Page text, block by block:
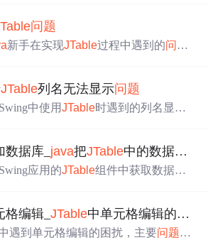
问题
新手在实现JTable过程中遇到的问题
JTable列名无法显示问题
Swing中使用JTable时遇到的列名显示
数据库_ java把JTable中的数据插入到数据库
Swing应用的JTable组件中获取数据并
有插入的记录都显示为NULL，表明
能的问题包括数据类型不匹配、SQL
格编辑_JTable中单元格编辑的问题
遇到单元格编辑的困扰，主要问题在